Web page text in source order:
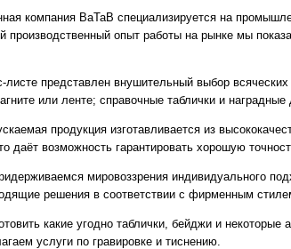
компания BaTaB специализируется на
производственный опыт работы на рынке мы
представлен внушительный выбор
или ленте; справочные таблички и
продукция изготавливается из
даёт возможность гарантировать хорошую
мировоззрения индивидуального
решения в соответствии с фирменным
какие угодно таблички, бейджи и
услуги по гравировке и тиснению.